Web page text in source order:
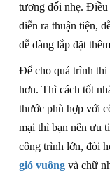
tương đối nhẹ. Điều
diễn ra thuận tiện,
dễ dàng lắp đặt
Để cho quá trình thi
hơn. Thì cách tốt
thước phù hợp với
mại thì bạn nên ưu
công trình lớn, đòi
gió vuông và chữ